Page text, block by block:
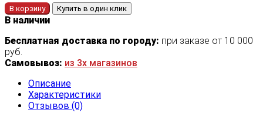
В корзину Купить в один клик
В наличии
Бесплатная доставка по городу: при заказе от 10 000
руб.
Самовывоз: из 3х магазинов
Описание
Характеристики
Отзывов (0)